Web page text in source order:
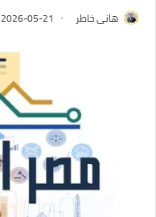
هانى خاطر 2026-05-21